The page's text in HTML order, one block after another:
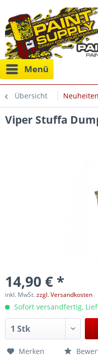
Menü
Übersicht Neuheiten
Viper Stuffa
14,90 € *
inkl. MwSt.zzgl. Versandkosten
Sofort versandfertig,
Merken